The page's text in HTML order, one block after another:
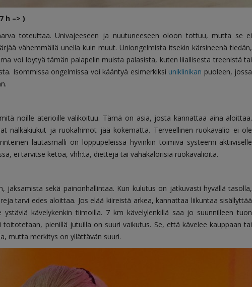
h –> )
toteuttaa. Univajeeseen ja nuutuneeseen oloon tottuu, mutta se ei
vähemmällä unella kuin muut. Uniongelmista itsekin kärsineenä tiedän,
voi löytyä tämän palapelin muista palasista, kuten liiallisesta treenistä tai
Isommissa ongelmissa voi kääntyä esimerkiksi uniklinikan puoleen, jossa
noille aterioille valikoituu. Tämä on asia, josta kannattaa aina aloittaa.
nälkäkiukut ja ruokahimot jää kokematta. Terveellinen ruokavalio ei ole
lautasmalli on loppupeleissä hyvinkin toimiva systeemi aktiiviselle
ei tarvitse ketoa, vhh:ta, diettejä tai vähäkalorisia ruokavalioita.
jaksamista sekä painonhallintaa. Kun kulutus on jatkuvasti hyvällä tasolla,
tarvi edes aloittaa. Jos elää kiireistä arkea, kannattaa liikuntaa sisällyttää
kävelykenkin tiimoilla. 7 km kävelylenkillä saa jo suunnilleen tuon
pienillä jutuilla on suuri vaikutus. Se, että kävelee kauppaan tai
mutta merkitys on yllättävän suuri.